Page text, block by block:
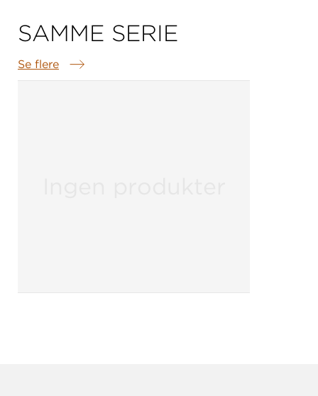
SAMME SERIE
Se flere
Samme serie